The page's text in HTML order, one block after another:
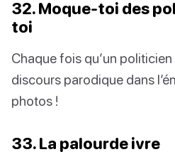
32. Moque-toi des
toi
Chaque fois qu’un
discours parodique dans
photos !
33. La palourde ivre